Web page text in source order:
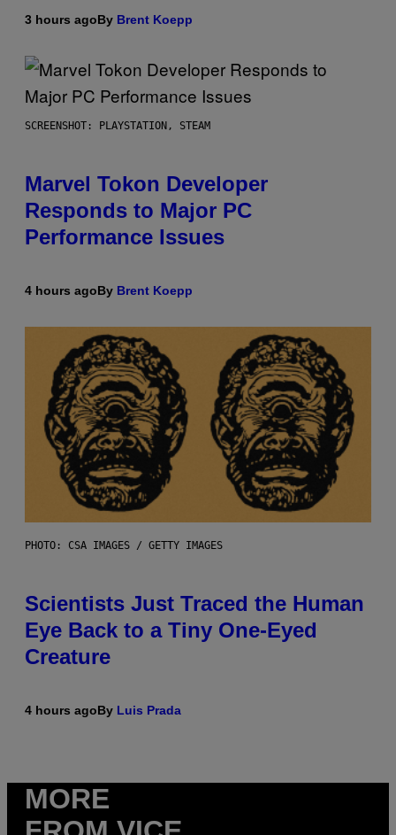
3 hours agoBy Brent Koepp
SCREENSHOT: PLAYSTATION, STEAM
Marvel Tokon Developer
Responds to Major PC
Performance Issues
4 hours agoBy Brent Koepp
PHOTO: CSA IMAGES / GETTY IMAGES
Scientists Just Traced the Human
Eye Back to a Tiny One-Eyed
Creature
4 hours agoBy Luis Prada
MORE